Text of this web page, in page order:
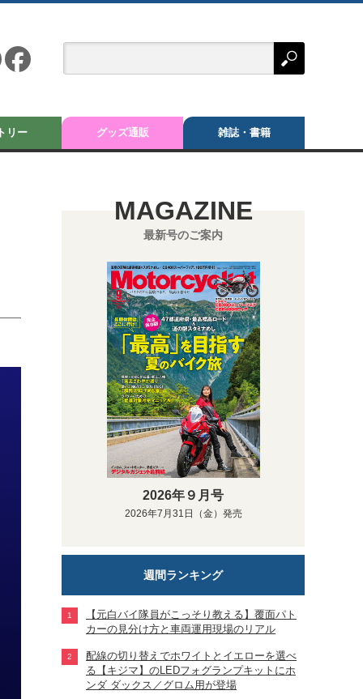
リー グッズ通販 雑誌・書籍
MAGAZINE
最新号のご案内
2026年９月号
2026年7月31日（金）発売
週間ランキング
【元白バイ隊員がこっそり教える】覆面パト
カーの見分け方と車両運用現場のリアル
配線の切り替えでホワイトとイエローを選べ
る【キジマ】のLEDフォグランプキットにホ
ンダ ダックス／グロム用が登場